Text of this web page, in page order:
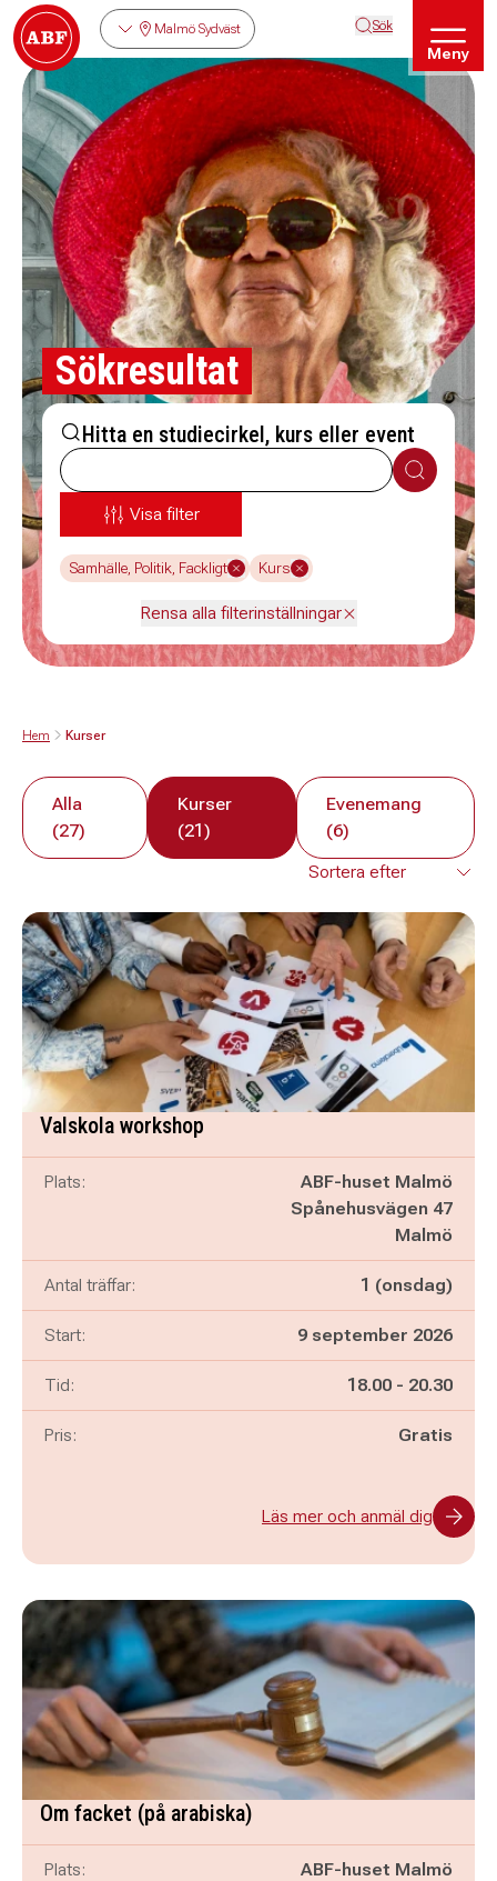
Malmö Sydväst Sök
Meny
Sökresultat
Hitta en studiecirkel, kurs eller event
Sök
Visa filter
Samhälle, Politik, Fackligt Kurs
Rensa alla filterinställningar
Hem Kurser
Alla
(27)
Kurser
(21)
Evenemang
(6)
Valskola workshop
Plats:
ABF-huset Malmö
Spånehusvägen 47
Malmö
Antal träffar: 1 (onsdag)
Start: 9 september 2026
Tid: Pågår mellan
18.00 - och
20.30
Pris: Gratis
Läs mer och anmäl dig
Om facket (på arabiska)
Plats:
ABF-huset Malmö